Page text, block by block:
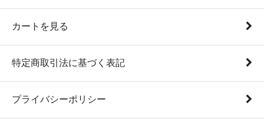
カートを見る
特定商取引法に基づく表記
プライバシーポリシー